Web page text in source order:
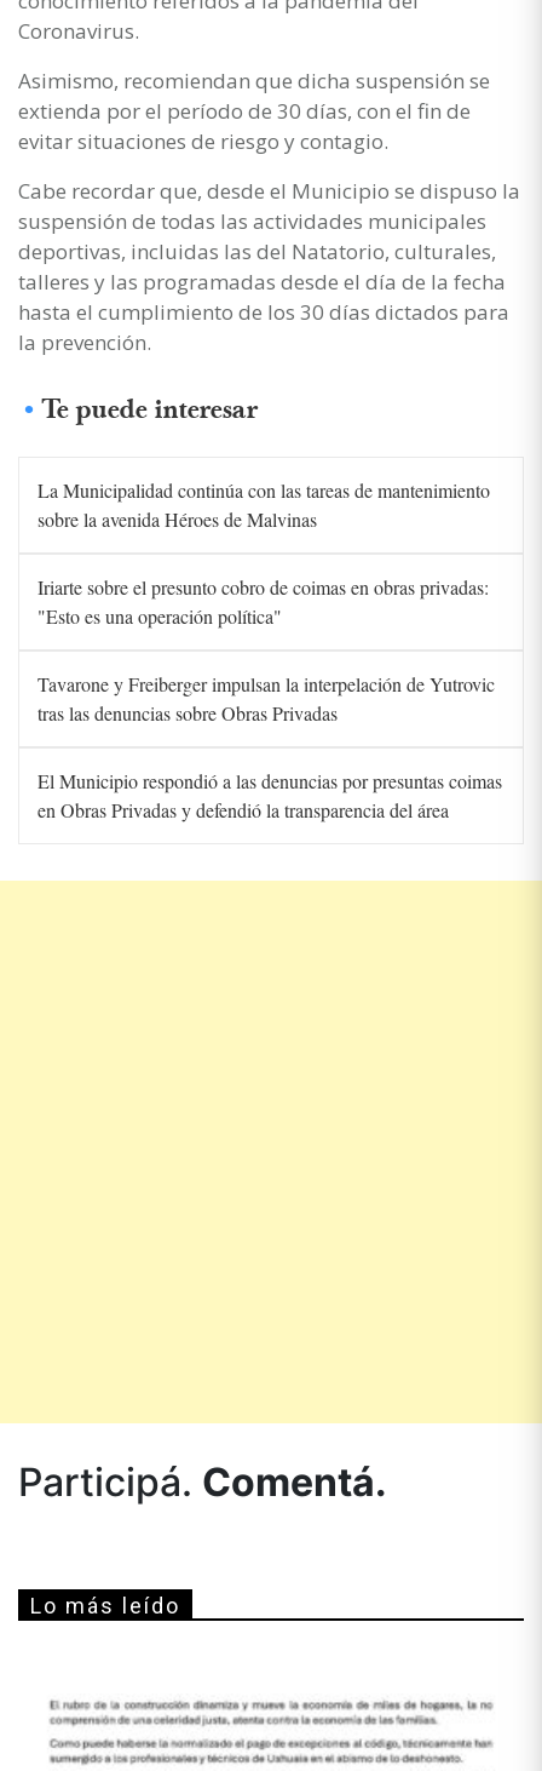
Coronavirus.
Asimismo, recomiendan que dicha suspensión se
extienda por el período de 30 días, con el fin de
evitar situaciones de riesgo y contagio.
Cabe recordar que, desde el Municipio se dispuso la
suspensión de todas las actividades municipales
deportivas, incluidas las del Natatorio, culturales,
talleres y las programadas desde el día de la fecha
hasta el cumplimiento de los 30 días dictados para
la prevención.
Te puede interesar
La Municipalidad continúa con las tareas de mantenimiento
sobre la avenida Héroes de Malvinas
Iriarte sobre el presunto cobro de coimas en obras privadas:
"Esto es una operación política"
Tavarone y Freiberger impulsan la interpelación de Yutrovic
tras las denuncias sobre Obras Privadas
El Municipio respondió a las denuncias por presuntas coimas
en Obras Privadas y defendió la transparencia del área
Participá. Comentá.
Lo más leído